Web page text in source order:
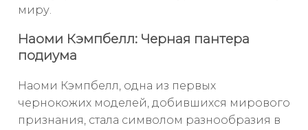
миру.
Наоми Кэмпбелл: Черная пантера
подиума
Наоми Кэмпбелл, одна из первых
чернокожих моделей, добившихся мирового
признания, стала символом разнообразия в